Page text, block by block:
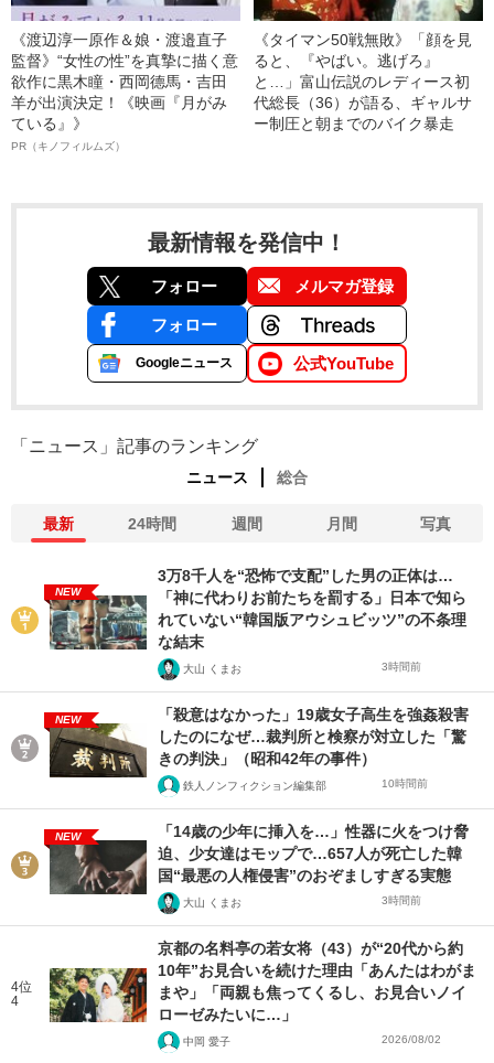
《渡辺淳一原作＆娘・渡邉直子
監督》“女性の性”を真摯に描く意
欲作に黒木瞳・西岡德馬・吉田
羊が出演決定！《映画『月がみ
ている』》
PR（キノフィルムズ）
《タイマン50戦無敗》「顔を見
ると、『やばい。逃げろ』
と…」富山伝説のレディース初
代総長（36）が語る、ギャルサ
ー制圧と朝までのバイク暴走
最新情報を発信中！
フォロー メルマガ登録
フォロー
Googleニュース 公式YouTube
「ニュース」記事のランキング
ニュース 総合
最新 24時間 週間 月間 写真
NEW
3万8千人を“恐怖で支配”した男の正体は…
「神に代わりお前たちを罰する」日本で知ら
れていない“韓国版アウシュビッツ”の不条理
な結末
大山 くまお 3時間前
NEW
「殺意はなかった」19歳女子高生を強姦殺害
したのになぜ…裁判所と検察が対立した「驚
きの判決」（昭和42年の事件）
鉄人ノンフィクション編集部 10時間前
NEW
「14歳の少年に挿入を…」性器に火をつけ脅
迫、少女達はモップで…657人が死亡した韓
国“最悪の人権侵害”のおぞましすぎる実態
大山 くまお 3時間前
4位
4
京都の名料亭の若女将（43）が“20代から約
10年”お見合いを続けた理由「あんたはわがま
まや」「両親も焦ってくるし、お見合いノイ
ローゼみたいに…」
中岡 愛子 2026/08/02